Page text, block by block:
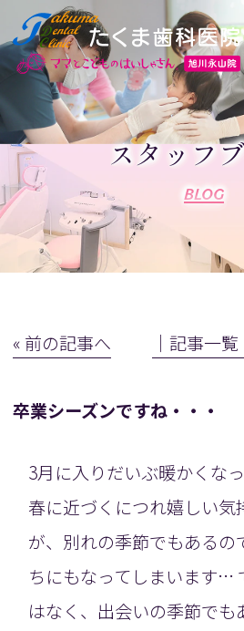
スタッフ
BLOG
« 前の記事へ │記事一覧
卒業シーズンですね・・・
3月に入りだいぶ暖かくな
春に近づくにつれ嬉しい気
が、別れの季節でもあるの
ちにもなってしまいます…
はなく、出会いの季節でも